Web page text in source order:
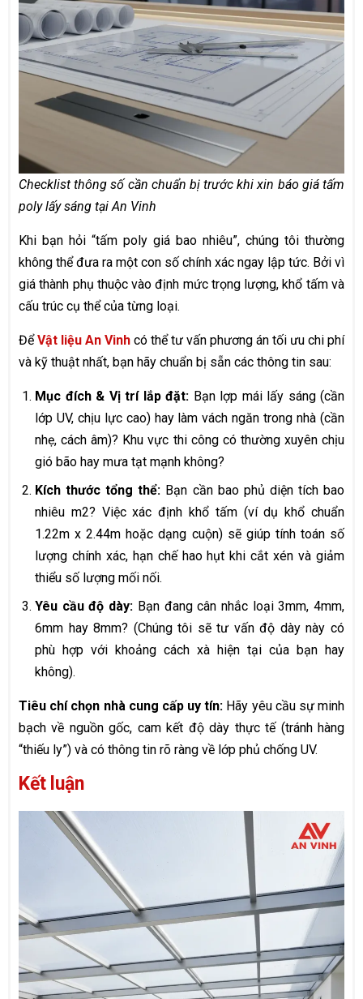
Checklist thông số cần chuẩn bị trước khi xin báo giá tấm
poly lấy sáng tại An Vinh
Khi bạn hỏi “tấm poly giá bao nhiêu”, chúng tôi thường
không thể đưa ra một con số chính xác ngay lập tức. Bởi vì
giá thành phụ thuộc vào định mức trọng lượng, khổ tấm và
cấu trúc cụ thể của từng loại.
ĐểVật liệu An Vinh có thể tư vấn phương án tối ưu chi phí
và kỹ thuật nhất, bạn hãy chuẩn bị sẵn các thông tin sau:
Mục đích & Vị trí lắp đặt: Bạn lợp mái lấy sáng (cần
lớp UV, chịu lực cao) hay làm vách ngăn trong nhà (cần
nhẹ, cách âm)? Khu vực thi công có thường xuyên chịu
gió bão hay mưa tạt mạnh không?
Kích thước tổng thể: Bạn cần bao phủ diện tích bao
nhiêu m2? Việc xác định khổ tấm (ví dụ khổ chuẩn
1.22m x 2.44m hoặc dạng cuộn) sẽ giúp tính toán số
lượng chính xác, hạn chế hao hụt khi cắt xén và giảm
thiểu số lượng mối nối.
Yêu cầu độ dày: Bạn đang cân nhắc loại 3mm, 4mm,
6mm hay 8mm? (Chúng tôi sẽ tư vấn độ dày này có
phù hợp với khoảng cách xà hiện tại của bạn hay
không).
Tiêu chí chọn nhà cung cấp uy tín: Hãy yêu cầu sự minh
bạch về nguồn gốc, cam kết độ dày thực tế (tránh hàng
“thiếu ly”) và có thông tin rõ ràng về lớp phủ chống UV.
Kết luận